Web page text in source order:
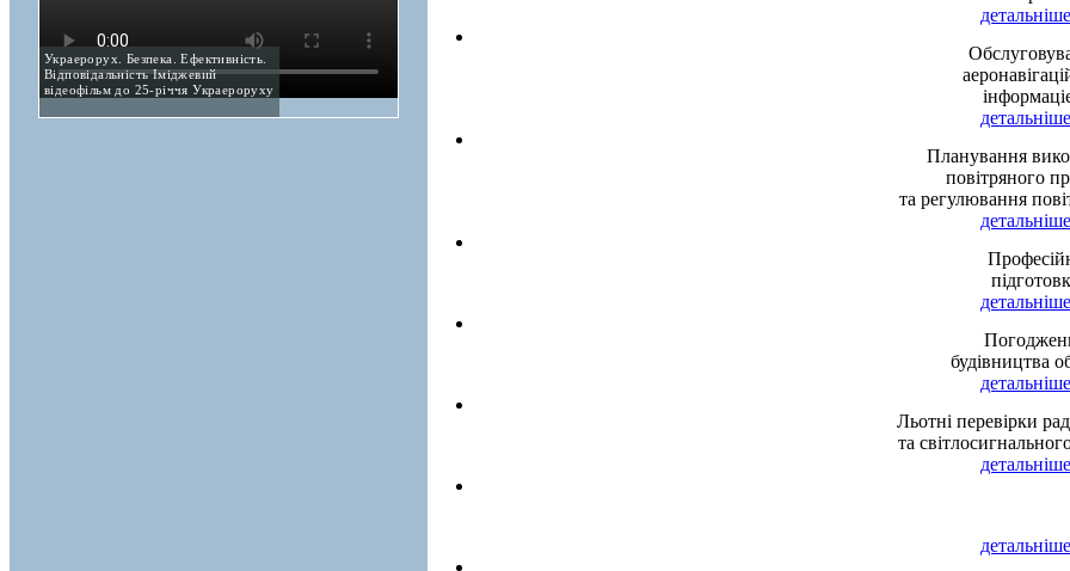
Украерорух. Безпека. Ефективність.
Відповідальність Іміджевий
відеофільм до 25-річчя Украероруху
Планування
повітряного
та регулювання
будівництва
Льотні перевірки
та